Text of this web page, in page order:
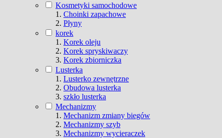
Kosmetyki samochodowe
Choinki zapachowe
Płyny
korek
Korek oleju
Korek spryskiwaczy
Korek zbiorniczka
Lusterka
Lusterko zewnętrzne
Obudowa lusterka
szkło lusterka
Mechanizmy
Mechanizm zmiany biegów
Mechanizmy szyb
Mechanizmy wycieraczek